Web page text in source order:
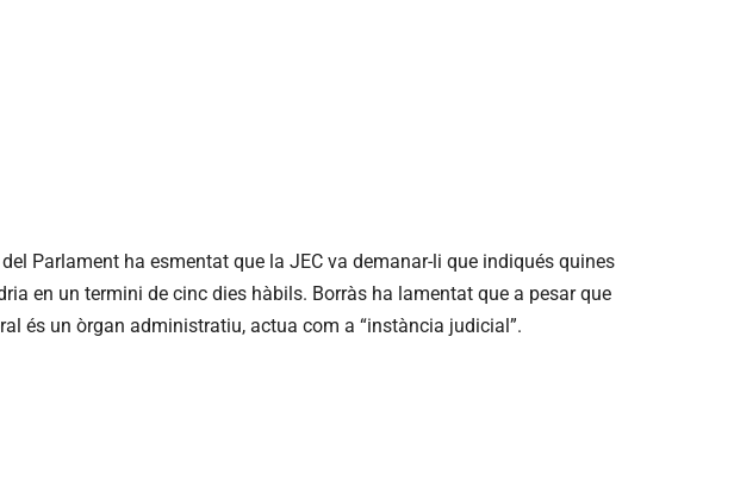
Parlament ha esmentat que la JEC va demanar-li que indiqués quines
en un termini de cinc dies hàbils. Borràs ha lamentat que a pesar que
és un òrgan administratiu, actua com a “instància judicial”.